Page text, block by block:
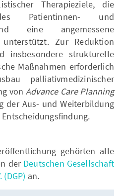
Therapieziele, die
Patientinnen- und
eine angemessene
unterstützt. Zur Reduktion
insbesondere strukturelle
Maßnahmen erforderlich
palliativmedizinischer
vonAdvance Care Planning
der Aus- und Weiterbildung
gehörten alle
der Deutschen Gesellschaft
an.